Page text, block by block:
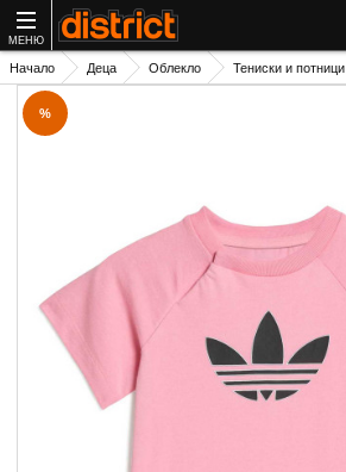
МЕНЮ
Начало Деца Облекло Тениски и потници
%